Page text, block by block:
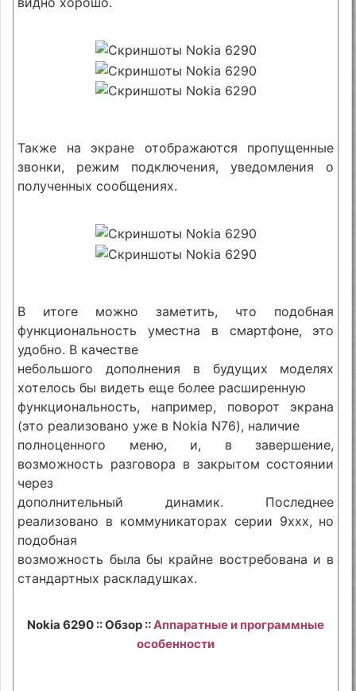
Также на экране отображаются пропущенные
звонки, режим подключения, уведомления о
полученных сообщениях.
В итоге можно заметить, что подобная
функциональность уместна в смартфоне, это
удобно. В качестве
небольшого дополнения в будущих моделях
хотелось бы видеть еще более расширенную
функциональность, например, поворот экрана
(это реализовано уже в Nokia N76), наличие
полноценного меню, и, в завершение,
возможность разговора в закрытом состоянии
через
дополнительный динамик. Последнее
реализовано в коммуникаторах серии 9ххх, но
подобная
возможность была бы крайне востребована и в
стандартных раскладушках.
Nokia 6290 :: Обзор ::Аппаратные и программные
особенности